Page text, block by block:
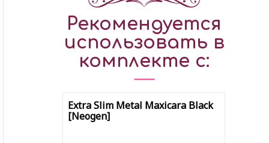
Рекомендуется
использовать в
комплекте с:
Extra Slim Metal Maxicara Black
[Neogen]